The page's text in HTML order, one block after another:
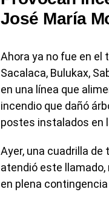
José María
Ahora ya no fue en el
Sacalaca, Bulukax,
en una línea que
incendio que dañó
postes instalados en
Ayer, una cuadrilla de
atendió este
en plena